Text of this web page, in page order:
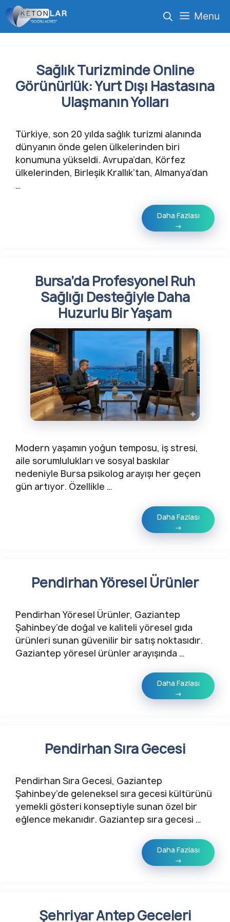
İçeriğe
atla
Menu
Sağlık Turizminde Online
Görünürlük: Yurt Dışı Hastasına
Ulaşmanın Yolları
Türkiye, son 20 yılda sağlık turizmi alanında
dünyanın önde gelen ülkelerinden biri
konumuna yükseldi. Avrupa’dan, Körfez
ülkelerinden, Birleşik Krallık’tan, Almanya’dan
…
Daha Fazlası
→
Bursa’da Profesyonel Ruh
Sağlığı Desteğiyle Daha
Huzurlu Bir Yaşam
Modern yaşamın yoğun temposu, iş stresi,
aile sorumlulukları ve sosyal baskılar
nedeniyle Bursa psikolog arayışı her geçen
gün artıyor. Özellikle …
Daha Fazlası
→
Pendirhan Yöresel Ürünler
Pendirhan Yöresel Ürünler, Gaziantep
Şahinbey’de doğal ve kaliteli yöresel gıda
ürünleri sunan güvenilir bir satış noktasıdır.
Gaziantep yöresel ürünler arayışında …
Daha Fazlası
→
Pendirhan Sıra Gecesi
Pendirhan Sıra Gecesi, Gaziantep
Şahinbey’de geleneksel sıra gecesi kültürünü
yemekli gösteri konseptiyle sunan özel bir
eğlence mekanıdır. Gaziantep sıra gecesi …
Daha Fazlası
→
Şehriyar Antep Geceleri